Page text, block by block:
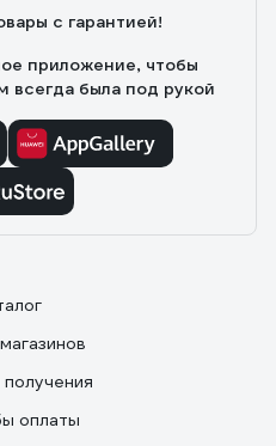
с гарантией!
приложение, чтобы
всегда была под рукой
оплаты